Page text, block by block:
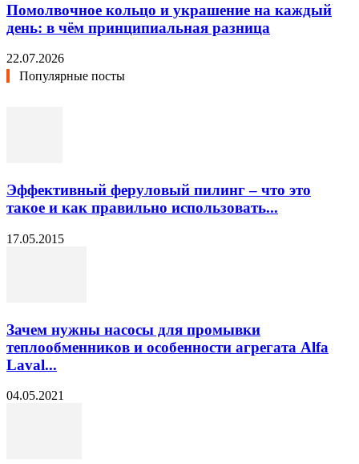
Помолвочное кольцо и украшение на каждый
день: в чём принципиальная разница
22.07.2026
Популярные посты
Эффективный феруловый пилинг – что это
такое и как правильно использовать...
17.05.2015
Зачем нужны насосы для промывки
теплообменников и особенности агрегата Alfa
Laval...
04.05.2021